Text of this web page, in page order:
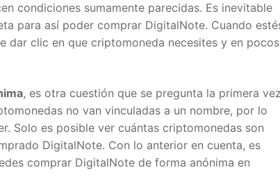
condiciones sumamente parecidas. Es inevitable
para así poder comprar DigitalNote. Cuando estés
clic en que criptomoneda necesites y en pocos
, es otra cuestión que se pregunta la primera vez.
no van vinculadas a un nombre, por lo
Solo es posible ver cuántas criptomonedas son
DigitalNote. Con lo anterior en cuenta, es
comprar DigitalNote de forma anónima en